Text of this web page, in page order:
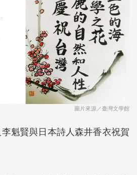
圖片來源／臺灣文學館
魁賢與日本詩人森井香衣祝賀